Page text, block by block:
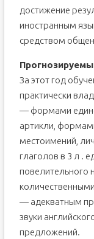
достижение
иностранным
средством
За этот год
практически
— формами
артикли,
местоимений,
глаголов в 3 л .
повелительного
— адекватным
звуки
предложений.